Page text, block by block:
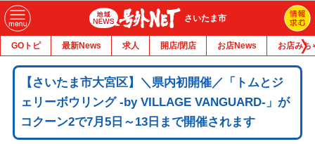
さいたま市
GOトピ 最新News 求人 開店/閉店 お店News お店みち
【さいたま市大宮区】＼県内初開催／「トムとジ
ェリーボウリング -by VILLAGE VANGUARD-」が
コクーン2で7月5日～13日まで開催されます